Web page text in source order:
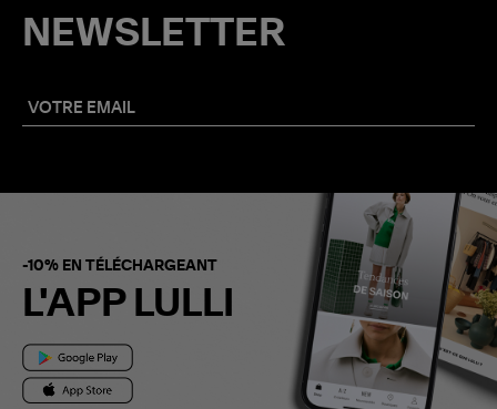
NEWSLETTER
-10% EN TÉLÉCHARGEANT
L'APP LULLI